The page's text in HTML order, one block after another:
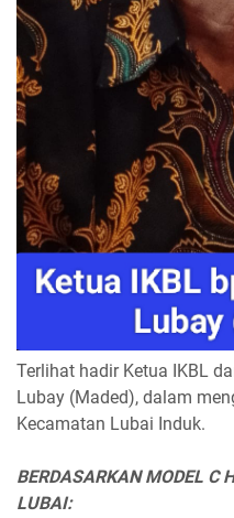
Terlihat hadir Ketua IKBL
Lubay (Maded), dalam
Kecamatan Lubai Induk.
BERDASARKAN MODEL C
LUBAI: